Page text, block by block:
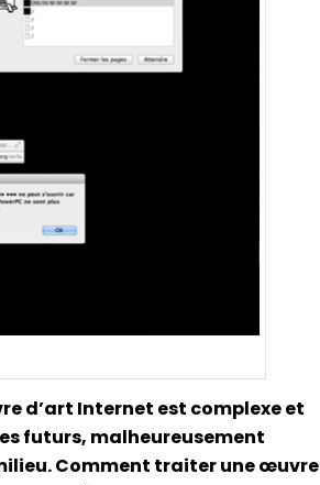
d’art Internet est complexe et
futurs, malheureusement
Comment traiter une œuvre